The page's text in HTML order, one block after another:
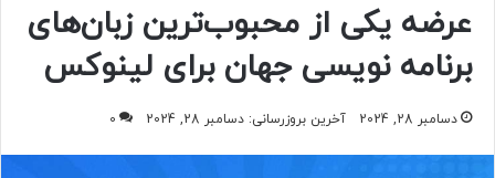
عرضه یکی از محبوب‌ترین زبان‌های
برنامه نویسی جهان برای لینوکس
دسامبر 28, 2024 آخرین بروزرسانی: دسامبر 28, 2024 0